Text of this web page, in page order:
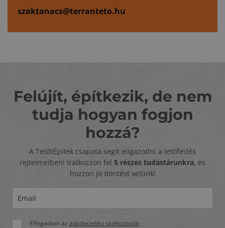
szaktanacs@terranteto.hu
Felújít, építkezik, de nem
tudja hogyan fogjon
hozzá?
A TetőtÉpítek csapata segít eligazodni a tetőfedés
rejtelmeiben! Iratkozzon fel 5 részes tudástárunkra, és
hozzon jó döntést velünk!
Elfogadom az adatkezelési tájékoztatót